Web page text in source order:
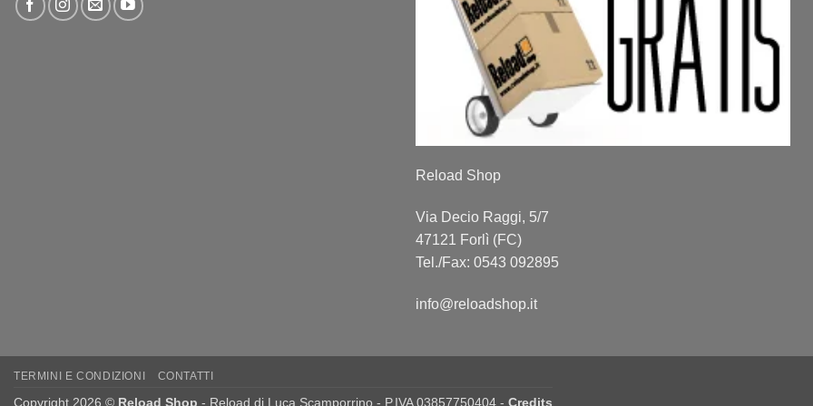
Reload Shop
Via Decio Raggi, 5/7
47121 Forlì (FC)
Tel./Fax: 0543 092895
info@reloadshop.it
TERMINI E CONDIZIONI CONTATTI
Copyright 2026 © Reload Shop - Reload di Luca Scamporrino - P.IVA 03857750404 - Credits